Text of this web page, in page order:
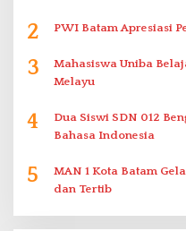
2 PWI Batam Apresiasi
3
Mahasiswa Uniba
Melayu
4
Dua Siswi SDN 012
Bahasa Indonesia
5
MAN 1 Kota Batam
dan Tertib